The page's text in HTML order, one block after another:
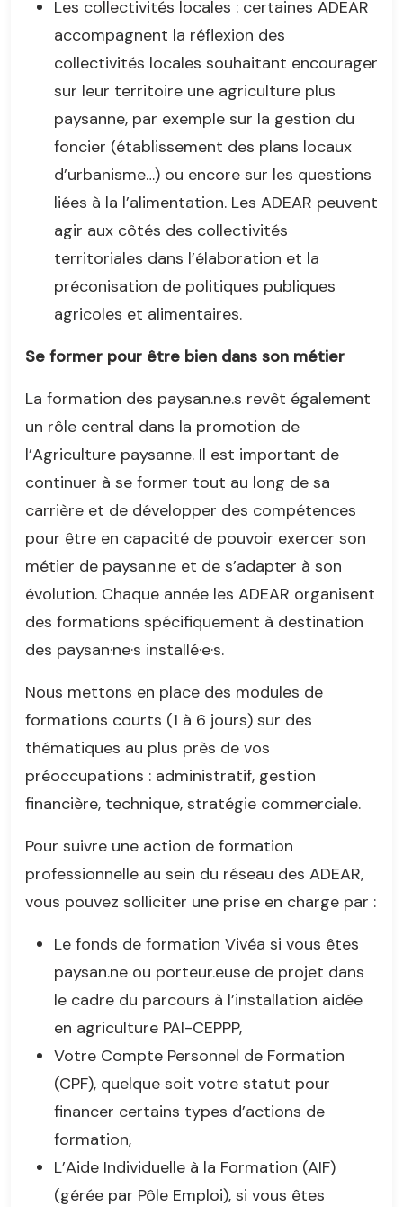
Les collectivités locales : certaines ADEAR
accompagnent la réflexion des
collectivités locales souhaitant encourager
sur leur territoire une agriculture plus
paysanne, par exemple sur la gestion du
foncier (établissement des plans locaux
d’urbanisme…) ou encore sur les questions
liées à la l’alimentation. Les ADEAR peuvent
agir aux côtés des collectivités
territoriales dans l’élaboration et la
préconisation de politiques publiques
agricoles et alimentaires.
Se former pour être bien dans son métier
La formation des paysan.ne.s revêt également
un rôle central dans la promotion de
l’Agriculture paysanne. Il est important de
continuer à se former tout au long de sa
carrière et de développer des compétences
pour être en capacité de pouvoir exercer son
métier de paysan.ne et de s’adapter à son
évolution. Chaque année les ADEAR organisent
des formations spécifiquement à destination
des paysan·ne·s installé·e·s.
Nous mettons en place des modules de
formations courts (1 à 6 jours) sur des
thématiques au plus près de vos
préoccupations : administratif, gestion
financière, technique, stratégie commerciale.
Pour suivre une action de formation
professionnelle au sein du réseau des ADEAR,
vous pouvez solliciter une prise en charge par :
Le fonds de formation Vivéa si vous êtes
paysan.ne ou porteur.euse de projet dans
le cadre du parcours à l’installation aidée
en agriculture PAI-CEPPP,
Votre Compte Personnel de Formation
(CPF), quelque soit votre statut pour
financer certains types d’actions de
formation,
L’Aide Individuelle à la Formation (AIF)
(gérée par Pôle Emploi), si vous êtes